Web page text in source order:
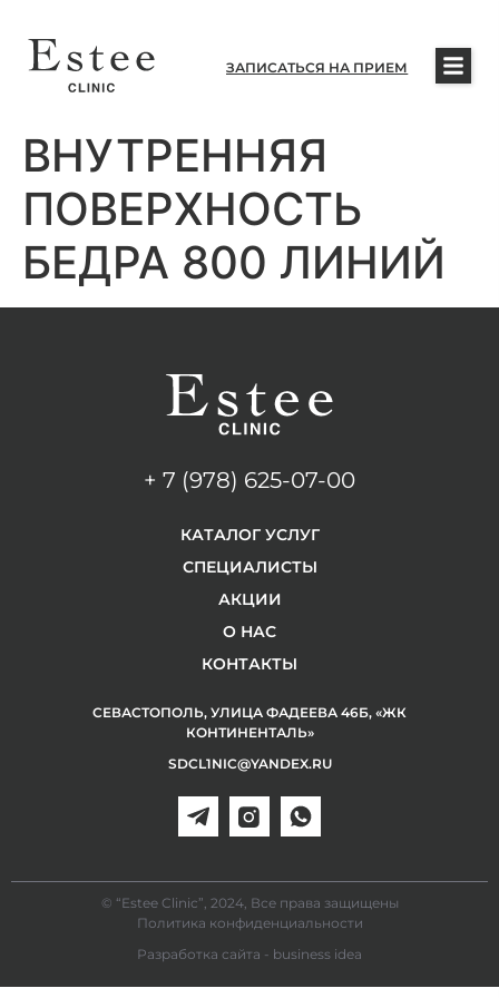
ЗАПИСАТЬСЯ НА ПРИЕМ
ВНУТРЕННЯЯ
ПОВЕРХНОСТЬ
БЕДРА 800 ЛИНИЙ
КАТАЛОГ УСЛУГ
СПЕЦИАЛИСТЫ
АКЦИИ
О НАС
КОНТАКТЫ
+ 7 (978) 625-07-00
СЕВАСТОПОЛЬ, УЛИЦА ФАДЕЕВА 46Б, «ЖК
КОНТИНЕНТАЛЬ»
SDCL1NIC@YANDEX.RU
© “Estee Clinic”, 2024, Все права защищены
Политика конфиденциальности
Разработка сайта - business idea